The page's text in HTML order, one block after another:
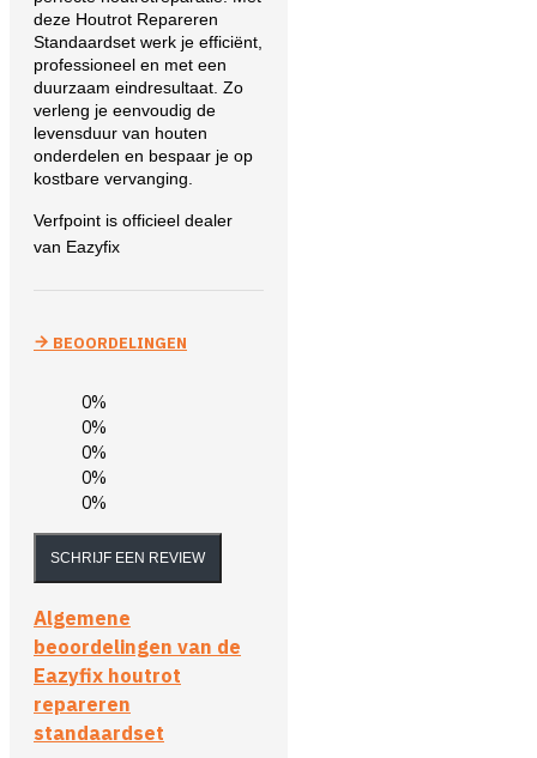
deze Houtrot Repareren
Standaardset werk je efficiënt,
professioneel en met een
duurzaam eindresultaat. Zo
verleng je eenvoudig de
levensduur van houten
onderdelen en bespaar je op
kostbare vervanging.
Verfpoint is officieel dealer
van Eazyfix
BEOORDELINGEN
0%
0%
0%
0%
0%
SCHRIJF EEN REVIEW
Algemene
beoordelingen van de
Eazyfix houtrot
repareren
standaardset